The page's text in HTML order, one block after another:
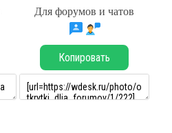
Для форумов и чатов
Копировать